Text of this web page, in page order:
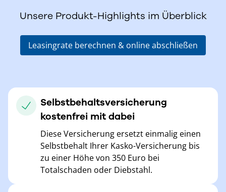
Unsere Produkt-Highlights im Überblick
Leasingrate berechnen & online abschließen
Selbstbehaltsversicherung
kostenfrei mit dabei
Diese Versicherung ersetzt einmalig einen
Selbstbehalt Ihrer Kasko-Versicherung bis
zu einer Höhe von 350 Euro bei
Totalschaden oder Diebstahl.